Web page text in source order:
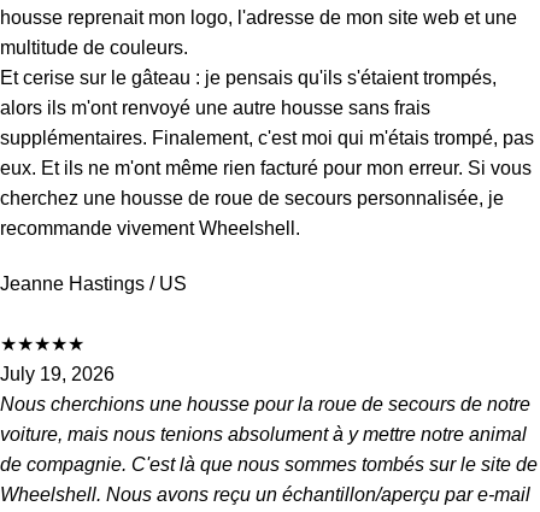
housse reprenait mon logo, l'adresse de mon site web et une
multitude de couleurs.
Et cerise sur le gâteau : je pensais qu'ils s'étaient trompés,
alors ils m'ont renvoyé une autre housse sans frais
supplémentaires. Finalement, c'est moi qui m'étais trompé, pas
eux. Et ils ne m'ont même rien facturé pour mon erreur. Si vous
cherchez une housse de roue de secours personnalisée, je
recommande vivement Wheelshell.
Jeanne Hastings / US
★★★★★
July 19, 2026
Nous cherchions une housse pour la roue de secours de notre
voiture, mais nous tenions absolument à y mettre notre animal
de compagnie. C'est là que nous sommes tombés sur le site de
Wheelshell. Nous avons reçu un échantillon/aperçu par e-mail